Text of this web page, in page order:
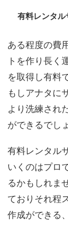
有料レンタ
ある程度の費
トを作り長く
を取得し有料
もしアナタに
より洗練され
ができるでし
有料レンタル
いくのはプロ
るかもしれま
ておりそれ程
作成ができる